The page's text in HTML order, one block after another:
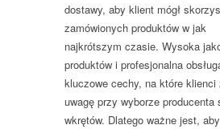
dostawy, aby klient mógł
zamówionych produktów w jak
najkrótszym czasie. Wysoka
produktów i profesjonalna
kluczowe cechy, na które klienci
uwagę przy wyborze producenta
wkrętów. Dlatego ważne jest, aby